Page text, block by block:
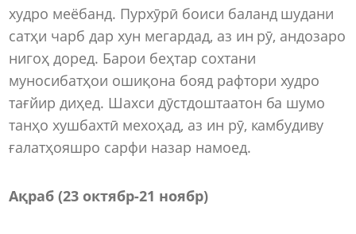
худро меёбанд. Пурхӯрӣ боиси баланд шудани
сатҳи чарб дар хун мегардад, аз ин рӯ, андозаро
нигоҳ доред. Барои беҳтар сохтани
муносибатҳои ошиқона бояд рафтори худро
тағйир диҳед. Шахси дӯстдоштаатон ба шумо
танҳо хушбахтӣ мехоҳад, аз ин рӯ, камбудиву
ғалатҳояшро сарфи назар намоед.
Ақраб (23 октябр-21 ноябр)